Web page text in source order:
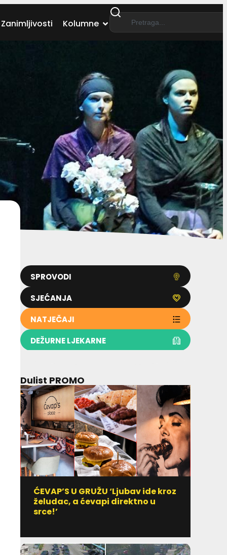
Zanimljivosti Kolumne
SPROVODI
SJEĆANJA
NATJEČAJI
DEŽURNE LJEKARNE
Dulist PROMO
ĆEVAP’S U GRUŽU ‘Ljubav ide kroz
želudac, a ćevapi direktno u
srce!’